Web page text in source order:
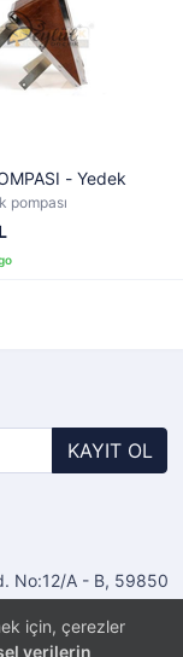
için, çerezler
verilerin
- Yedek
pompası
KAYIT OL
No:12/A - B, 59850